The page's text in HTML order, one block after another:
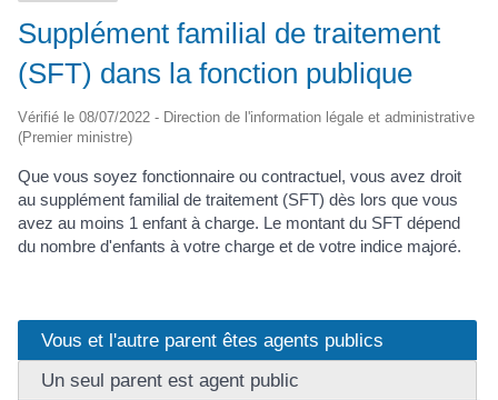
Supplément familial de traitement
(SFT) dans la fonction publique
Vérifié le 08/07/2022 - Direction de l'information légale et administrative
(Premier ministre)
Que vous soyez fonctionnaire ou contractuel, vous avez droit
au supplément familial de traitement (SFT) dès lors que vous
avez au moins 1 enfant à charge. Le montant du SFT dépend
du nombre d'enfants à votre charge et de votre indice majoré.
Vous et l'autre parent êtes agents publics
Un seul parent est agent public